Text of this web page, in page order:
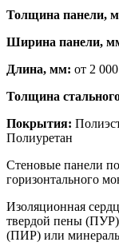
Толщина панели,
Ширина панели,
Длина, мм: от 2
Толщина
Покрытия:
Полиуретан
Стеновые панели
горизонтального
Изоляционная
твердой пены
(ПИР) или